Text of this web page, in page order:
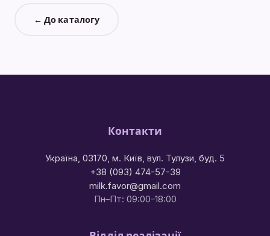
← До каталогу
Контакти
Україна, 03170, м. Київ, вул. Тулузи, буд. 5
+38 (093) 474-57-39
milk.favor@gmail.com
Пн–Пт: 09:00–18:00